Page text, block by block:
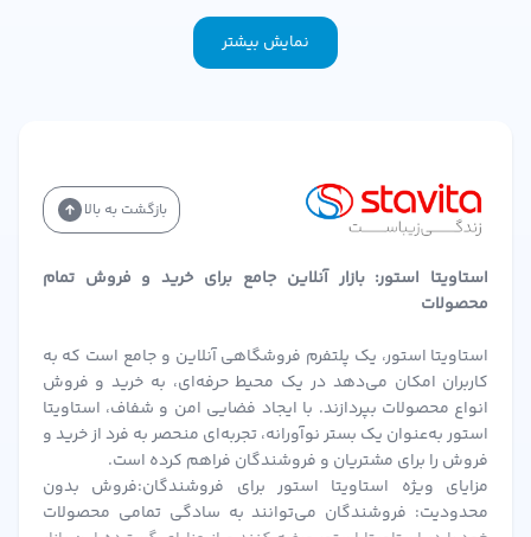
نمایش بیشتر
بازگشت به بالا
استاویتا استور: بازار آنلاین جامع برای خرید و فروش تمام
محصولات
استاویتا استور، یک پلتفرم فروشگاهی آنلاین و جامع است که به
کاربران امکان می‌دهد در یک محیط حرفه‌ای، به خرید و فروش
انواع محصولات بپردازند. با ایجاد فضایی امن و شفاف، استاویتا
استور به‌عنوان یک بستر نوآورانه، تجربه‌ای منحصر به فرد از خرید و
فروش را برای مشتریان و فروشندگان فراهم کرده است.
مزایای ویژه استاویتا استور برای فروشندگان:فروش بدون
محدودیت: فروشندگان می‌توانند به سادگی تمامی محصولات